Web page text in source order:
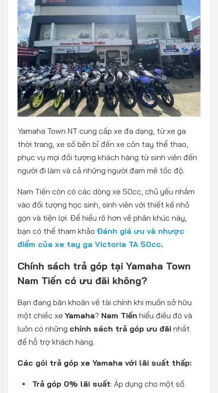
Yamaha Town NT cung cấp xe đa dạng, từ xe ga
thời trang, xe số bền bỉ đến xe côn tay thể thao,
phục vụ mọi đối tượng khách hàng từ sinh viên đến
người đi làm và cả những người đam mê tốc độ.
Nam Tiến còn có các dòng xe 50cc, chủ yếu nhắm
vào đối tượng học sinh, sinh viên với thiết kế nhỏ
gọn và tiện lợi. Để hiểu rõ hơn về phân khúc này,
bạn có thể tham khảo Đánh giá ưu và nhược
điểm của xe tay ga Victoria TA 50cc.
Chính sách trả góp tại Yamaha Town
Nam Tiến có ưu đãi không?
Bạn đang băn khoăn về tài chính khi muốn sở hữu
một chiếc xe Yamaha? Nam Tiến hiểu điều đó và
luôn có những chính sách trả góp ưu đãi nhất
để hỗ trợ khách hàng.
Các gói trả góp xe Yamaha với lãi suất thấp:
Trả góp 0% lãi suất: Áp dụng cho một số